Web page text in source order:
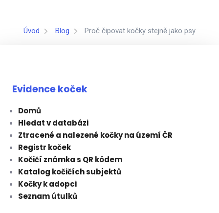
Úvod Blog Proč čipovat kočky stejně jako psy
Evidence koček
Domů
Hledat v databázi
Ztracené a nalezené kočky na území ČR
Registr koček
Kočičí známka s QR kódem
Katalog kočičích subjektů
Kočky k adopci
Seznam útulků